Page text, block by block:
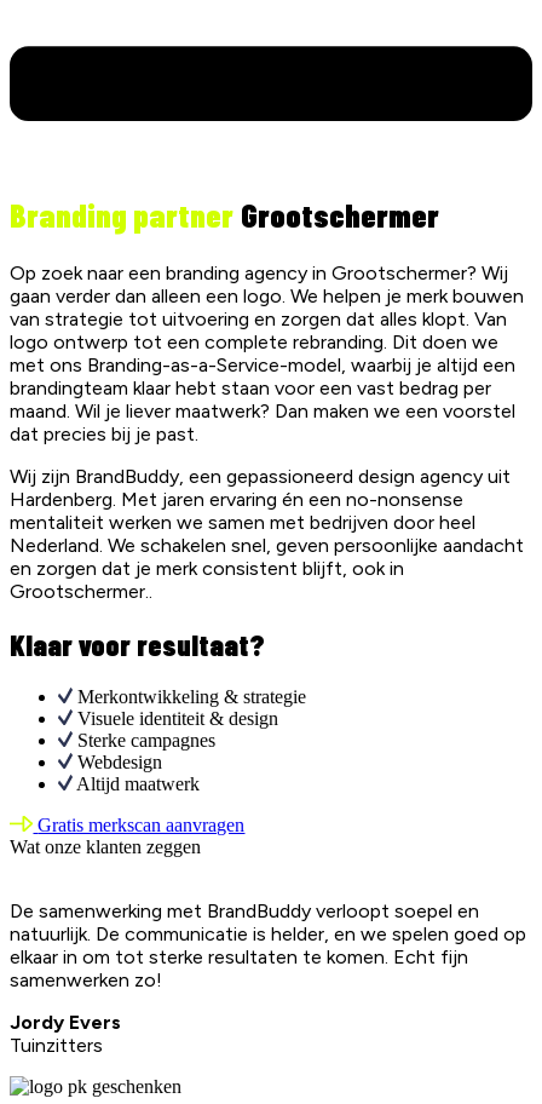
Branding partner Grootschermer
Op zoek naar een branding agency in Grootschermer? Wij
gaan verder dan alleen een logo. We helpen je merk bouwen
van strategie tot uitvoering en zorgen dat alles klopt. Van
logo ontwerp tot een complete rebranding. Dit doen we
met ons Branding-as-a-Service-model, waarbij je altijd een
brandingteam klaar hebt staan voor een vast bedrag per
maand. Wil je liever maatwerk? Dan maken we een voorstel
dat precies bij je past.
Wij zijn BrandBuddy, een gepassioneerd design agency uit
Hardenberg. Met jaren ervaring én een no-nonsense
mentaliteit werken we samen met bedrijven door heel
Nederland. We schakelen snel, geven persoonlijke aandacht
en zorgen dat je merk consistent blijft, ook in
Grootschermer..
Klaar voor resultaat?
Merkontwikkeling & strategie
Visuele identiteit & design
Sterke campagnes
Webdesign
Altijd maatwerk
Gratis merkscan aanvragen
Wat onze klanten zeggen
De samenwerking met BrandBuddy verloopt soepel en
natuurlijk. De communicatie is helder, en we spelen goed op
elkaar in om tot sterke resultaten te komen. Echt fijn
samenwerken zo!
Jordy Evers
Tuinzitters